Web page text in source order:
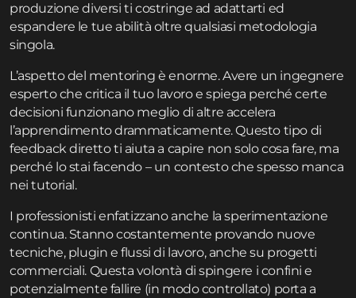
produzione diversi ti costringe ad adattarti ed
espandere le tue abilità oltre qualsiasi metodologia
singola.
L’aspetto del mentoring è enorme. Avere un ingegnere
esperto che critica il tuo lavoro e spiega perché certe
decisioni funzionano meglio di altre accelera
l’apprendimento drammaticamente. Questo tipo di
feedback diretto ti aiuta a capire non solo cosa fare, ma
perché lo stai facendo – un contesto che spesso manca
nei tutorial.
I professionisti enfatizzano anche la sperimentazione
continua. Stanno costantemente provando nuove
tecniche, plugin e flussi di lavoro, anche su progetti
commerciali. Questa volontà di spingere i confini e
potenzialmente fallire (in modo controllato) porta a